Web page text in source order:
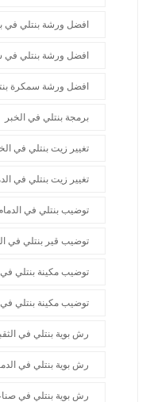
افضل ورشة بنتلي في
افضل ورشة بنتلي في
افضل ورشة سمكرة
برمجة بنتلي في الخبر
تغيير زيت بنتلي في
تغيير زيت بنتلي في
توضيب بنتلي في
توضيب قير بنتلي في
توضيب مكينة بنتلي في
توضيب مكينة بنتلي في
رش بوية بنتلي في
رش بوية بنتلي في
رش بوية بنتلي في